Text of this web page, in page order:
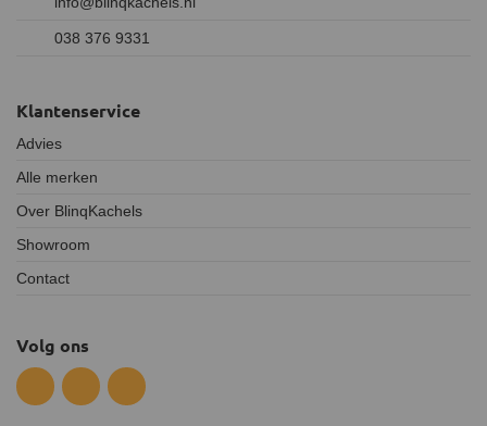
038 376 9331
Klantenservice
Advies
Alle merken
Over BlinqKachels
Showroom
Contact
Volg ons